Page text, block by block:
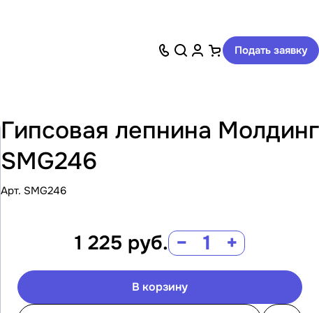
Подать заявку
Гипсовая лепнина Молдинг
SMG246
Арт. SMG246
1 225 руб. − +
В корзину